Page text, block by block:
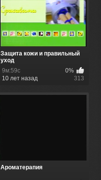
Защита кожи и правильный
уход
9м:59с
0%
10 лет назад
313
Ароматерапия